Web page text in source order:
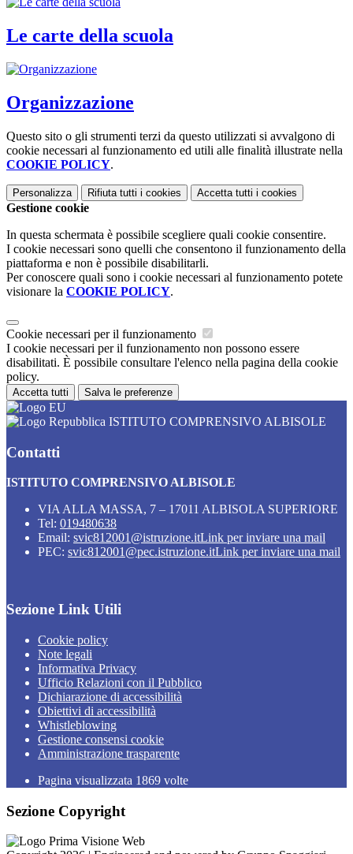
Le carte della scuola
Organizzazione
Questo sito o gli strumenti terzi da questo utilizzati si avvalgono di
cookie necessari al funzionamento ed utili alle finalità illustrate nella
COOKIE POLICY.
Personalizza Rifiuta tutti i cookies Accetta tutti i cookies
Gestione cookie
In questa schermata è possibile scegliere quali cookie consentire.
I cookie necessari sono quelli che consentono il funzionamento della
piattaforma e non è possibile disabilitarli.
Per conoscere quali sono i cookie necessari al funzionamento potete
visionare la COOKIE POLICY.
Cookie necessari per il funzionamento
I cookie necessari per il funzionamento non possono essere
disabilitati. È possibile consultare l'elenco nella pagina della cookie
policy.
Accetta tutti Salva le preferenze
ISTITUTO COMPRENSIVO ALBISOLE
Contatti
ISTITUTO COMPRENSIVO ALBISOLE
VIA ALLA MASSA, 7 – 17011 ALBISOLA SUPERIORE
Tel: 019480638
Email: svic812001@istruzione.itLink per inviare una mail
PEC: svic812001@pec.istruzione.itLink per inviare una mail
Sezione Link Utili
Cookie policy
Note legali
Informativa Privacy
Ufficio Relazioni con il Pubblico
Dichiarazione di accessibilità
Obiettivi di accessibilità
Whistleblowing
Gestione consensi cookie
Amministrazione trasparente
Pagina visualizzata 1869 volte
Sezione Copyright